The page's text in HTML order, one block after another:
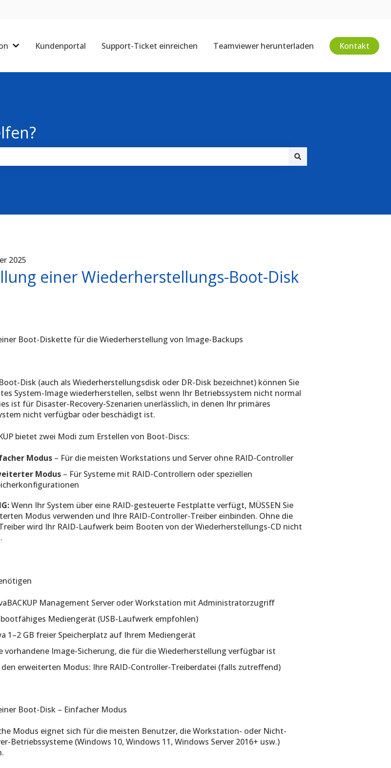
Untermenü für Dokumentation anzeigen
Kundenportal Support-Ticket einreichen Teamviewer herunterladen Kontakt
2025
einer Wiederherstellungs-Boot-Disk
Boot-Diskette für die Wiederherstellung von Image-Backups
Disk (auch als Wiederherstellungsdisk oder DR-Disk bezeichnet) können Sie
System-Image wiederherstellen, selbst wenn Ihr Betriebssystem nicht normal
ist für Disaster-Recovery-Szenarien unerlässlich, in denen Ihr primäres
nicht verfügbar oder beschädigt ist.
bietet zwei Modi zum Erstellen von Boot-Discs:
Modus – Für die meisten Workstations und Server ohne RAID-Controller
Modus – Für Systeme mit RAID-Controllern oder speziellen
Wenn Ihr System über eine RAID-gesteuerte Festplatte verfügt, MÜSSEN Sie
Modus verwenden und Ihre RAID-Controller-Treiber einbinden. Ohne die
wird Ihr RAID-Laufwerk beim Booten von der Wiederherstellungs-CD nicht
Management Server oder Workstation mit Administratorzugriff
bootfähiges Mediengerät (USB-Laufwerk empfohlen)
1–2 GB freier Speicherplatz auf Ihrem Mediengerät
vorhandene Image-Sicherung, die für die Wiederherstellung verfügbar ist
den erweiterten Modus: Ihre RAID-Controller-Treiberdatei (falls zutreffend)
Boot-Disk – Einfacher Modus
Modus eignet sich für die meisten Benutzer, die Workstation- oder Nicht-
Betriebssysteme (Windows 10, Windows 11, Windows Server 2016+ usw.)